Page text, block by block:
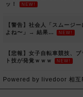
ッ！
NEW!
【警告】社会人「スムージ
よね〜」→ 結果…
NEW!
【悲報】女子自転車競技、
ト技が発覚ｗｗｗ
NEW!
Powered by livedoor 相互